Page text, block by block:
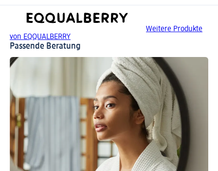
Weitere Produkte
von EQQUALBERRY
Passende Beratung